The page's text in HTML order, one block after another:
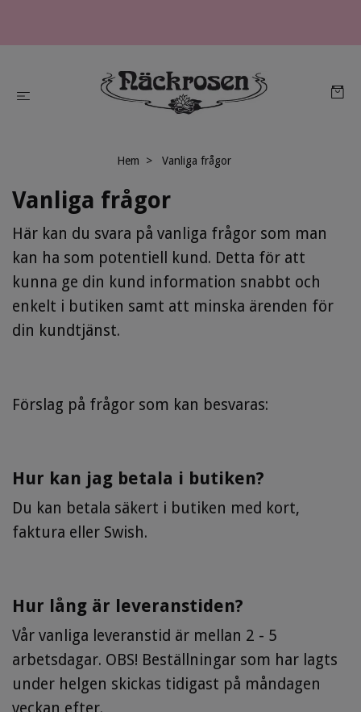
Hem Vanliga frågor
Vanliga frågor
Här kan du svara på vanliga frågor som man
kan ha som potentiell kund. Detta för att
kunna ge din kund information snabbt och
enkelt i butiken samt att minska ärenden för
din kundtjänst.
Förslag på frågor som kan besvaras:
Hur kan jag betala i butiken?
Du kan betala säkert i butiken med kort,
faktura eller Swish.
Hur lång är leveranstiden?
Vår vanliga leveranstid är mellan 2 - 5
arbetsdagar. OBS! Beställningar som har lagts
under helgen skickas tidigast på måndagen